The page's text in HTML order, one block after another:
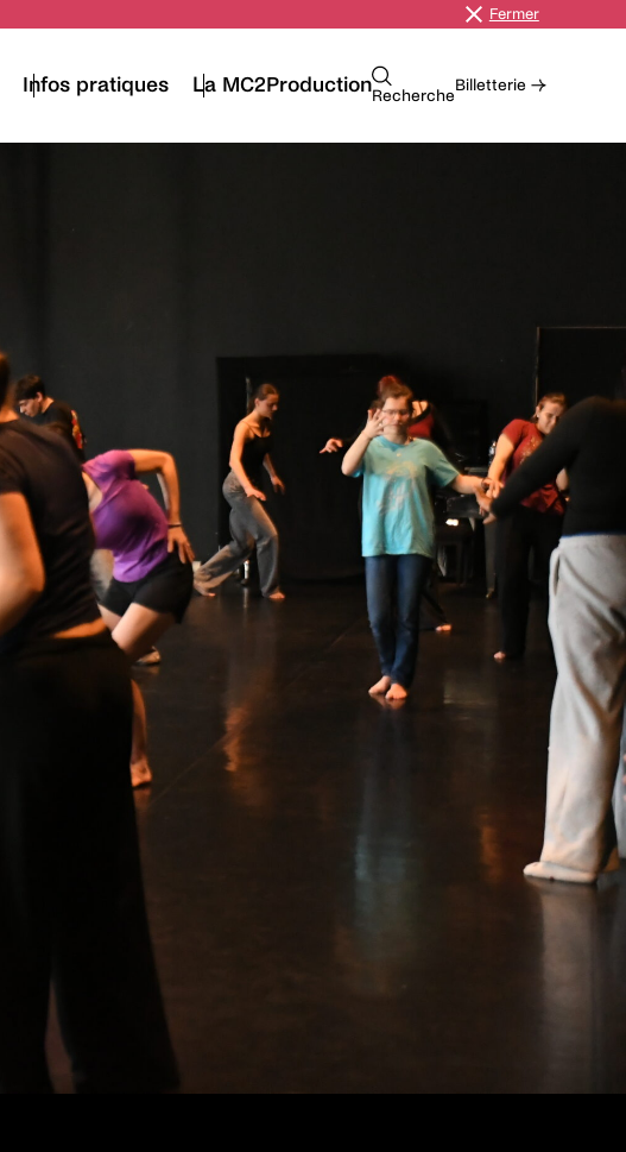
Fermer
Infos pratiques La MC2ProductionRecherche
Billetterie →